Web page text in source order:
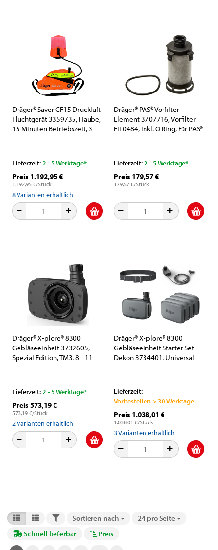
Dräger® Saver CF15 Druckluft
Fluchtgerät 3359735, Haube,
15 Minuten Betriebszeit, 3
Gefahrenbereichen
Lieferzeit:2 - 5 Werktage*
Preis 1.192,95 €
1.192,95 €/Stück
8Varianten erhältlich
Dräger® PAS® Vorfilter
Element 3707716, Vorfilter
FIL0484, Inkl. O Ring, Für PAS®
Lieferzeit:2 - 5 Werktage*
Preis 179,57 €
179,57 €/Stück
Dräger® X-plore® 8300
Gebläseeinheit 3732605,
Spezial Edition, TM3, 8 - 11
und Gesundheitswesen
Lieferzeit:2 - 5 Werktage*
Preis 573,19 €
573,19 €/Stück
2Varianten erhältlich
Dräger® X-plore® 8300
Gebläseeinheit Starter Set
Dekon 3734401, Universal
Laufzeit, Partikelschutz, Für
höchste Anforderungen in
Industrie und
Gesundheitswesen
Lieferzeit:
Vorbestellen > 30 Werktage
Preis 1.038,01 €
1.038,01 €/Stück
3Varianten erhältlich
FILTERSortieren nach
Sortieren nach 24 pro Seite
pro Seite
Schnell lieferbar
Preis